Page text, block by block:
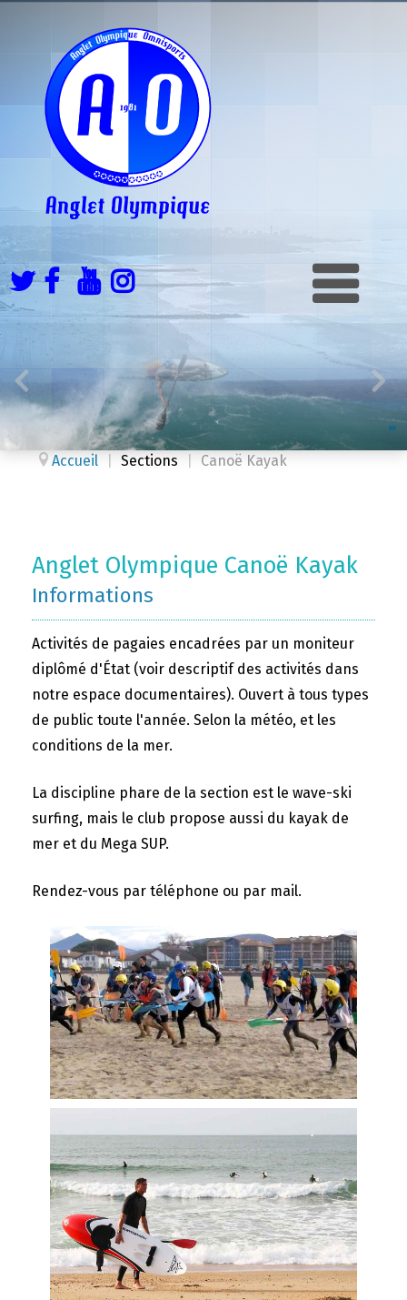
Accueil Sections Canoë Kayak
Anglet Olympique Canoë Kayak
Informations
Activités de pagaies encadrées par un moniteur
diplômé d'État (voir descriptif des activités dans
notre espace documentaires). Ouvert à tous types
de public toute l'année. Selon la météo, et les
conditions de la mer.
La discipline phare de la section est le wave-ski
surfing, mais le club propose aussi du kayak de
mer et du Mega SUP.
Rendez-vous par téléphone ou par mail.